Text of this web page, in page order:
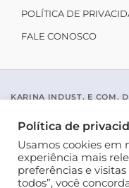
POLÍTICA DE
FALE CONOSCO
KARINA INDUST. E COM.
DO RIO PRETO / SP - CEP
Política de
Usamos cookies em
experiência mais
preferências e
todos”, você